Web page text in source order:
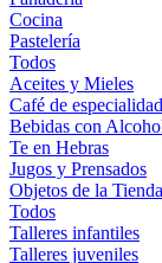
Cocina
Pastelería
Todos
Aceites y Mieles
Café de especialidad
Bebidas con
Te en Hebras
Jugos y Prensados
Objetos de la Tienda
Todos
Talleres infantiles
Talleres juveniles